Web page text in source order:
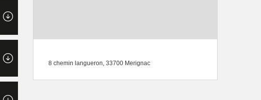
8 chemin langueron, 33700 Merignac